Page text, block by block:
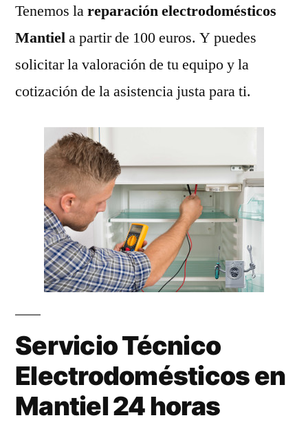
Tenemos lareparación electrodomésticos
Mantiela partir de 100 euros. Y puedes
solicitar la valoración de tu equipo y la
cotización de la asistencia justa para ti.
Servicio Técnico
Electrodomésticos en
Mantiel 24 horas